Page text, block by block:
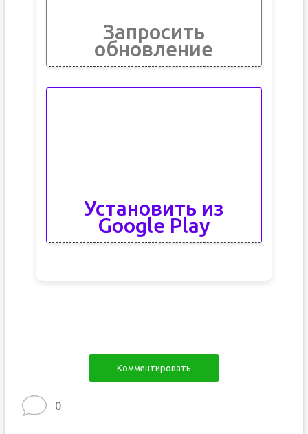
Запросить
обновление
Установить из
Google Play
Комментировать
0